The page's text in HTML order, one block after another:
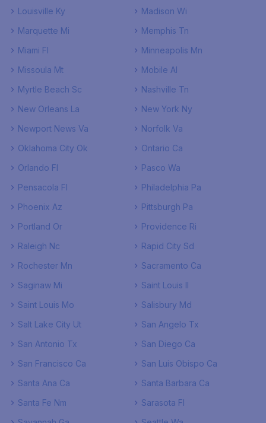
Louisville Ky
Madison Wi
Marquette Mi
Memphis Tn
Miami Fl
Minneapolis Mn
Missoula Mt
Mobile Al
Myrtle Beach Sc
Nashville Tn
New Orleans La
New York Ny
Newport News Va
Norfolk Va
Oklahoma City Ok
Ontario Ca
Orlando Fl
Pasco Wa
Pensacola Fl
Philadelphia Pa
Phoenix Az
Pittsburgh Pa
Portland Or
Providence Ri
Raleigh Nc
Rapid City Sd
Rochester Mn
Sacramento Ca
Saginaw Mi
Saint Louis Il
Saint Louis Mo
Salisbury Md
Salt Lake City Ut
San Angelo Tx
San Antonio Tx
San Diego Ca
San Francisco Ca
San Luis Obispo Ca
Santa Ana Ca
Santa Barbara Ca
Santa Fe Nm
Sarasota Fl